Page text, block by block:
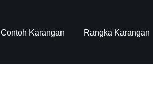
Contoh Karangan Rangka Karangan